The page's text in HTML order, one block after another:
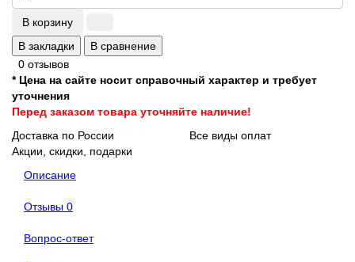
В корзину
В закладки
В сравнение
0 отзывов
* Цена на сайте носит справочный характер и требует
уточнения
Перед заказом товара уточняйте наличие!
Доставка по России
Все виды оплат
Акции, скидки, подарки
Описание
Отзывы 0
Вопрос-ответ